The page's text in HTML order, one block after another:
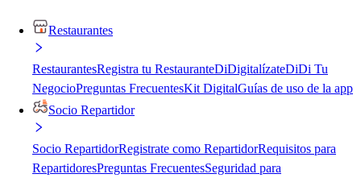
Restaurantes
RestaurantesRegistra tu RestauranteDiDigitalízateDiDi Tu
NegocioPreguntas FrecuentesKit DigitalGuías de uso de la app
Socio Repartidor
Socio RepartidorRegistrate como RepartidorRequisitos para
RepartidoresPreguntas FrecuentesSeguridad para